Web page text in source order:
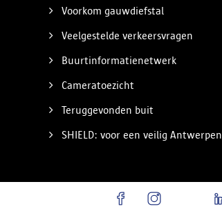
Voorkom gauwdiefstal
Veelgestelde verkeersvragen
Buurtinformatienetwerk
Cameratoezicht
Teruggevonden buit
SHIELD: voor een veilig Antwerpen